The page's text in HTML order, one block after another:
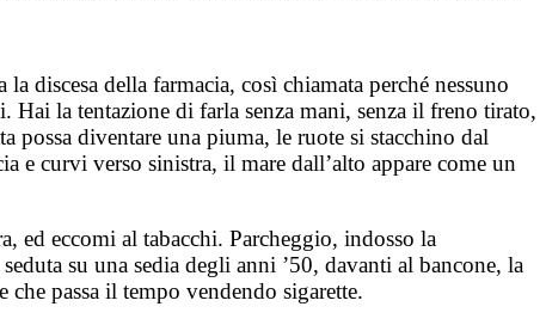
discesa della farmacia, così chiamata perché nessuno
Hai la tentazione di farla senza mani, senza il freno tirato,
possa diventare una piuma, le ruote si stacchino dal
e curvi verso sinistra, il mare dall’alto appare come un
ed eccomi al tabacchi. Parcheggio, indosso la
su una sedia degli anni ’50, davanti al bancone, la
passa il tempo vendendo sigarette.